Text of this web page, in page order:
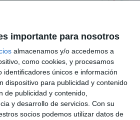
importante para nosotros
almacenamos y/o accedemos a
como cookies, y procesamos
identificadores únicos e información
dispositivo para publicidad y contenido
de publicidad y contenido,
y desarrollo de servicios. Con su
socios podemos utilizar datos de